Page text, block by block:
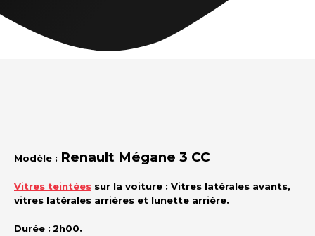
Modèle : Renault Mégane 3 CC
Vitres teintées sur la voiture : Vitres latérales avants,
vitres latérales arrières et lunette arrière.
Durée : 2h00.